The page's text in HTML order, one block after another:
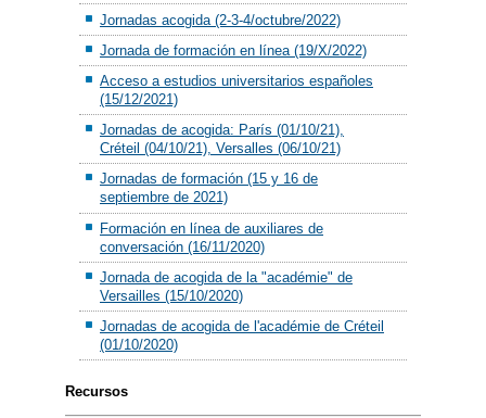
Jornadas acogida (2-3-4/octubre/2022)
Jornada de formación en línea (19/X/2022)
Acceso a estudios universitarios españoles
(15/12/2021)
Jornadas de acogida: París (01/10/21),
Créteil (04/10/21), Versalles (06/10/21)
Jornadas de formación (15 y 16 de
septiembre de 2021)
Formación en línea de auxiliares de
conversación (16/11/2020)
Jornada de acogida de la "académie" de
Versailles (15/10/2020)
Jornadas de acogida de l'académie de Créteil
(01/10/2020)
Recursos